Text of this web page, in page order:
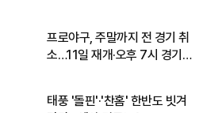
프로야구, 주말까지 전 경기 취
소…11일 재개·오후 7시 경기
태풍 '돌핀'·'찬홈' 한반도 빗겨